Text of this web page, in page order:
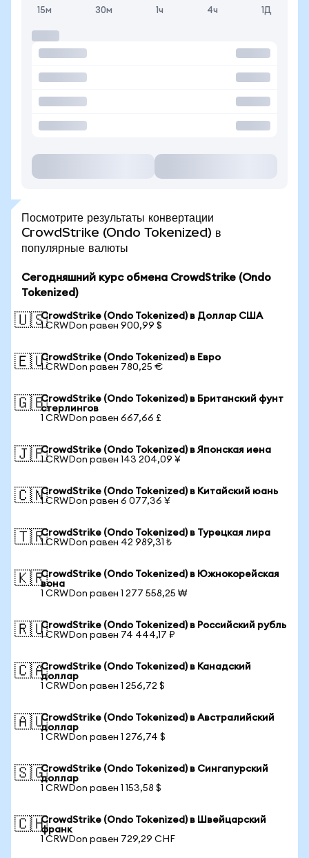
15м 30м 1ч 4ч 1Д
Посмотрите результаты конвертации
CrowdStrike (Ondo Tokenized) в
популярные валюты
Сегодняшний курс обмена CrowdStrike (Ondo
Tokenized)
🇺🇸CrowdStrike (Ondo Tokenized) в Доллар США
1 CRWDon равен 900,99 $
🇪🇺CrowdStrike (Ondo Tokenized) в Евро
1 CRWDon равен 780,25 €
🇬🇧CrowdStrike (Ondo Tokenized) в Британский фунт
стерлингов
1 CRWDon равен 667,66 £
🇯🇵CrowdStrike (Ondo Tokenized) в Японская иена
1 CRWDon равен 143 204,09 ¥
🇨🇳CrowdStrike (Ondo Tokenized) в Китайский юань
1 CRWDon равен 6 077,36 ¥
🇹🇷CrowdStrike (Ondo Tokenized) в Турецкая лира
1 CRWDon равен 42 989,31 ₺
🇰🇷CrowdStrike (Ondo Tokenized) в Южнокорейская
вона
1 CRWDon равен 1 277 558,25 ₩
🇷🇺CrowdStrike (Ondo Tokenized) в Российский рубль
1 CRWDon равен 74 444,17 ₽
🇨🇦CrowdStrike (Ondo Tokenized) в Канадский
доллар
1 CRWDon равен 1 256,72 $
🇦🇺CrowdStrike (Ondo Tokenized) в Австралийский
доллар
1 CRWDon равен 1 276,74 $
🇸🇬CrowdStrike (Ondo Tokenized) в Сингапурский
доллар
1 CRWDon равен 1 153,58 $
🇨🇭CrowdStrike (Ondo Tokenized) в Швейцарский
франк
1 CRWDon равен 729,29 CHF